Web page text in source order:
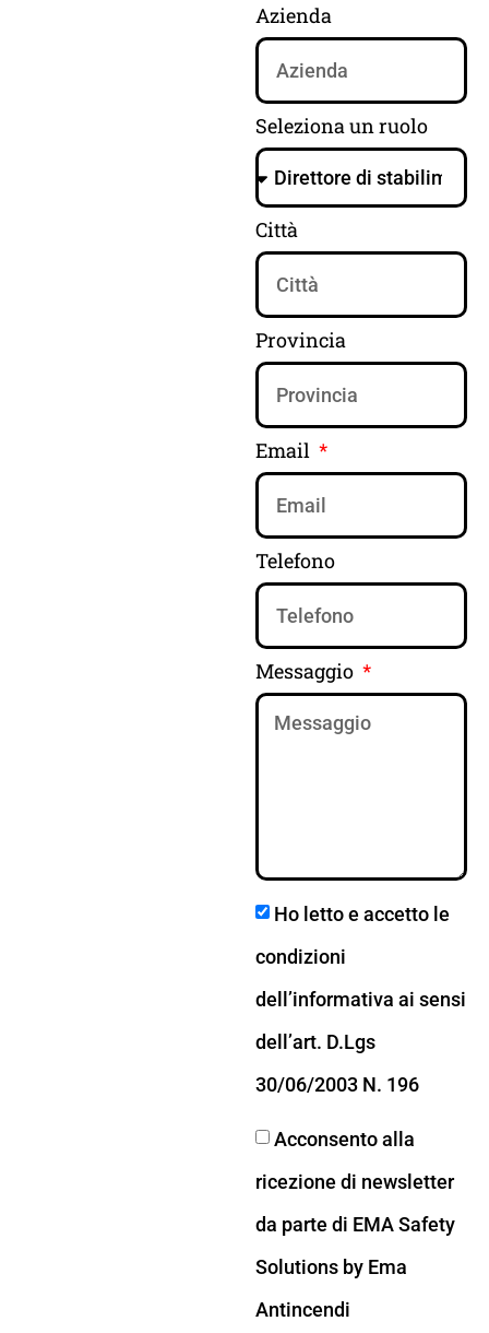
Azienda
Seleziona un ruolo
Città
Provincia
Email
Telefono
Messaggio
Ho letto e accetto le
condizioni
dell’informativa ai sensi
dell’art. D.Lgs
30/06/2003 N. 196
Acconsento alla
ricezione di newsletter
da parte di EMA Safety
Solutions by Ema
Antincendi